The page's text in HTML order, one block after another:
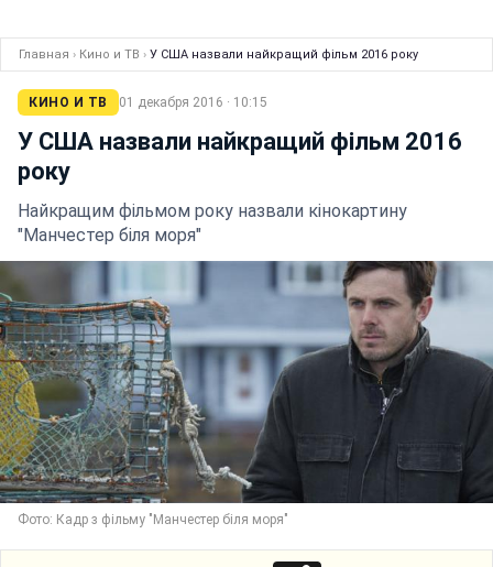
Главная › Кино и ТВ › У США назвали найкращий фільм 2016 року
КИНО И ТВ 01 декабря 2016 · 10:15
У США назвали найкращий фільм 2016
року
Найкращим фільмом року назвали кінокартину
"Манчестер біля моря"
Фото: Кадр з фільму "Манчестер біля моря"